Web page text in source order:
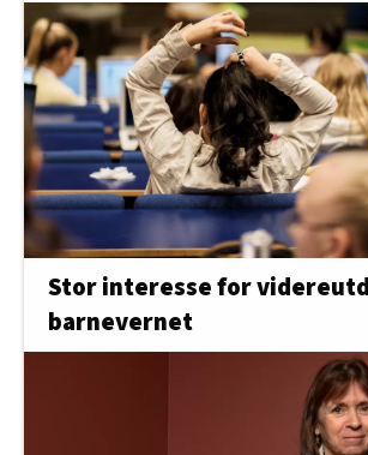
Stor interesse for
barnevernet